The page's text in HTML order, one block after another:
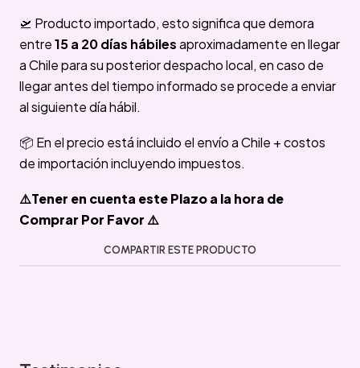
🛫 Producto importado, esto significa que demora
entre15 a 20 días hábilesaproximadamente en llegar
a Chile para su posterior despacho local, en caso de
llegar antes del tiempo informado se procede a enviar
al siguiente día hábil.
📦 En el precio está incluido el envío a Chile + costos
de importación incluyendo impuestos.
⚠️Tener en cuenta este Plazo a la hora de
Comprar Por Favor ⚠️
COMPARTIR ESTE PRODUCTO